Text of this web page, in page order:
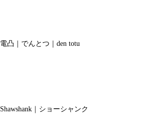
電凸｜でんとつ｜den totu
Shawshank｜ショーシャンク